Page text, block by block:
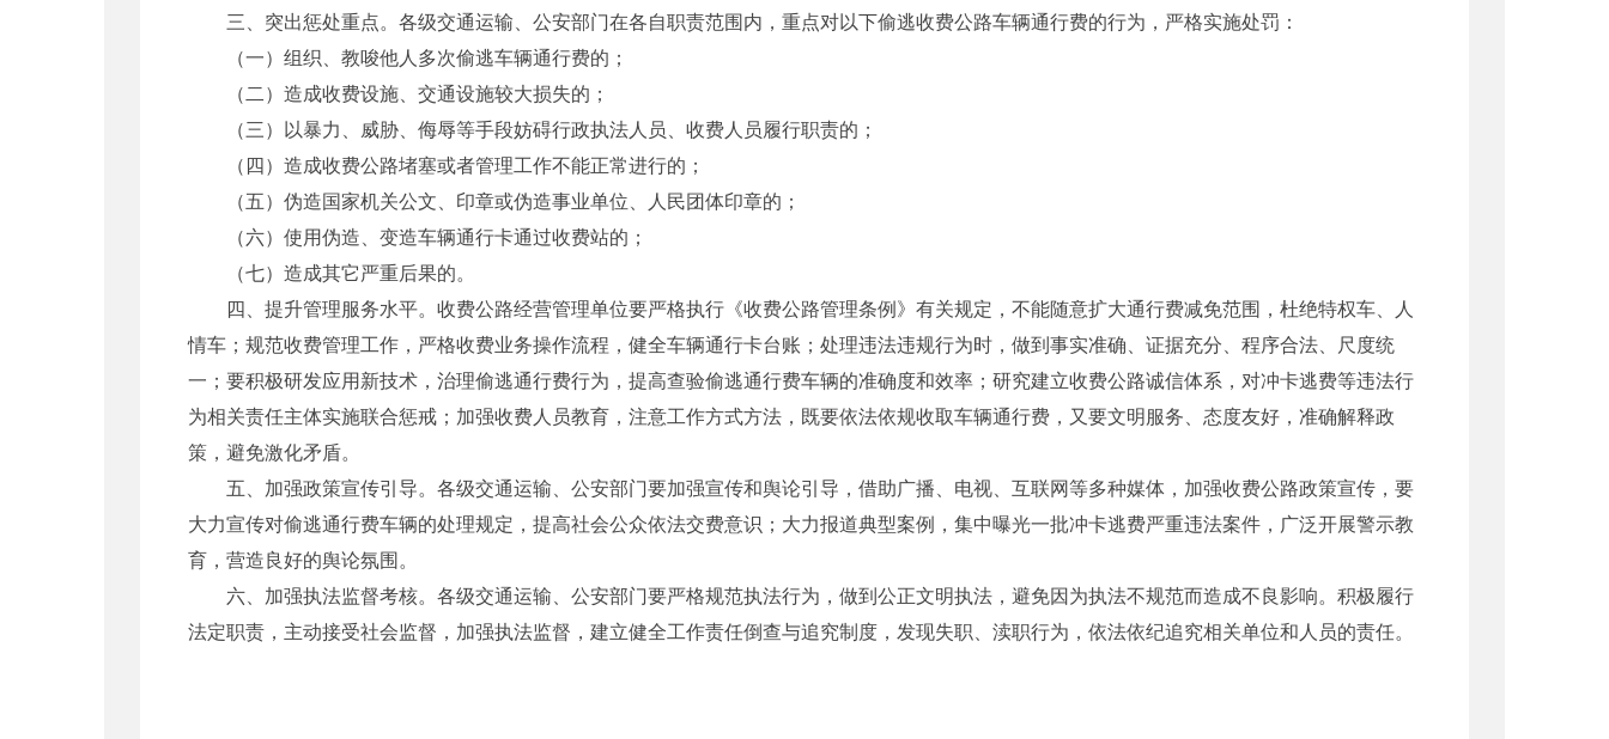
三、突出惩处重点。各级交通运输、公安部门在各自职责范围内，重点对以下偷逃收费公路车辆通行费的行为，严格实施处罚：
（一）组织、教唆他人多次偷逃车辆通行费的；
（二）造成收费设施、交通设施较大损失的；
（三）以暴力、威胁、侮辱等手段妨碍行政执法人员、收费人员履行职责的；
（四）造成收费公路堵塞或者管理工作不能正常进行的；
（五）伪造国家机关公文、印章或伪造事业单位、人民团体印章的；
（六）使用伪造、变造车辆通行卡通过收费站的；
（七）造成其它严重后果的。
四、提升管理服务水平。收费公路经营管理单位要严格执行《收费公路管理条例》有关规定，不能随意扩大通行费减免范围，杜绝特权车、人
情车；规范收费管理工作，严格收费业务操作流程，健全车辆通行卡台账；处理违法违规行为时，做到事实准确、证据充分、程序合法、尺度统
一；要积极研发应用新技术，治理偷逃通行费行为，提高查验偷逃通行费车辆的准确度和效率；研究建立收费公路诚信体系，对冲卡逃费等违法行
为相关责任主体实施联合惩戒；加强收费人员教育，注意工作方式方法，既要依法依规收取车辆通行费，又要文明服务、态度友好，准确解释政
策，避免激化矛盾。
五、加强政策宣传引导。各级交通运输、公安部门要加强宣传和舆论引导，借助广播、电视、互联网等多种媒体，加强收费公路政策宣传，要
大力宣传对偷逃通行费车辆的处理规定，提高社会公众依法交费意识；大力报道典型案例，集中曝光一批冲卡逃费严重违法案件，广泛开展警示教
育，营造良好的舆论氛围。
六、加强执法监督考核。各级交通运输、公安部门要严格规范执法行为，做到公正文明执法，避免因为执法不规范而造成不良影响。积极履行
法定职责，主动接受社会监督，加强执法监督，建立健全工作责任倒查与追究制度，发现失职、渎职行为，依法依纪追究相关单位和人员的责任。